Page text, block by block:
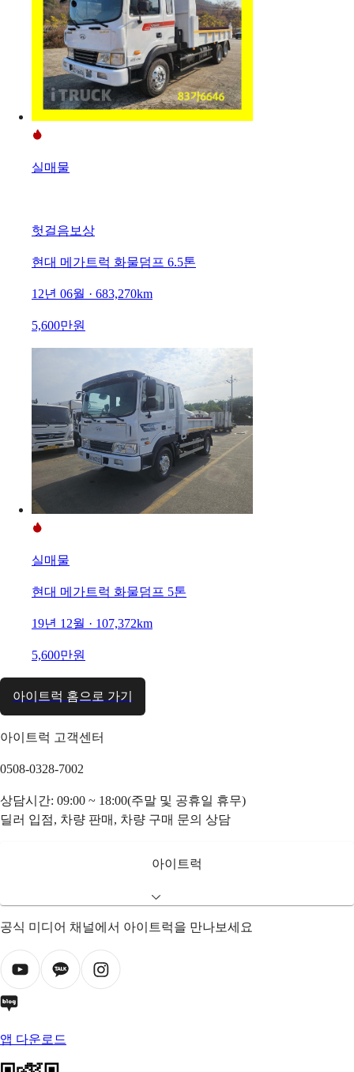
실매물
헛걸음보상
현대 메가트럭 화물덤프 6.5톤
12년 06월 · 683,270km
5,600만원
실매물
현대 메가트럭 화물덤프 5톤
19년 12월 · 107,372km
5,600만원
아이트럭 홈으로 가기
아이트럭 고객센터
0508-0328-7002
상담시간: 09:00 ~ 18:00(주말 및 공휴일 휴무)
딜러 입점, 차량 판매, 차량 구매 문의 상담
아이트럭
공식 미디어 채널에서 아이트럭을 만나보세요
앱 다운로드